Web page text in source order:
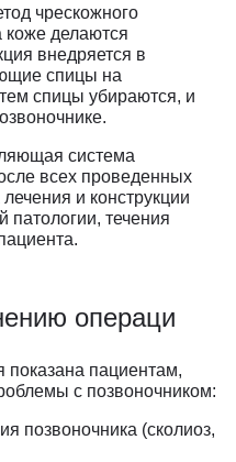
чрескожного
коже делаются
внедряется в
спицы на
спицы убираются, и
система
всех проведенных
и конструкции
патологии, течения
операци
показана пациентам,
с позвоночником:
позвоночника (сколиоз,